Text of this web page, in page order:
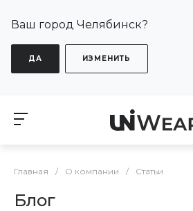
Ваш город Челябинск?
ДА ИЗМЕНИТЬ
Главная / О компании / Статьи
Блог